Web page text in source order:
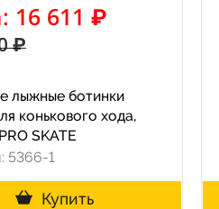
16 611 ₽
₽
лыжные ботинки
конькового хода,
SKATE
5366-1
Купить